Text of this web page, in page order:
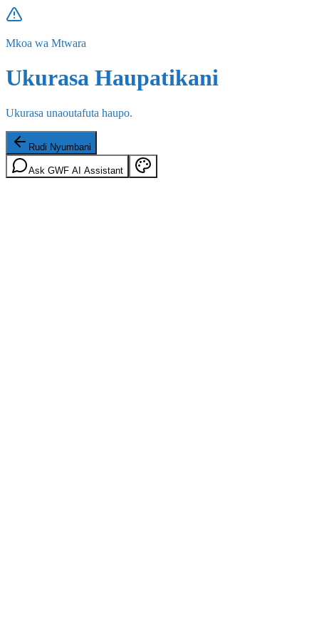
Mkoa wa Mtwara
Ukurasa Haupatikani
Ukurasa unaoutafuta haupo.
Rudi Nyumbani
Ask GWF AI Assistant